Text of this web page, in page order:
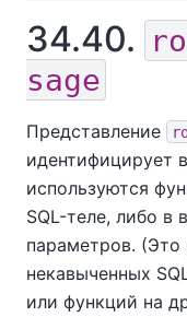
34.40.
sage
Представление
идентифицирует
используются
SQL-теле, либо
параметров. (Это
некавыченных
или функций на